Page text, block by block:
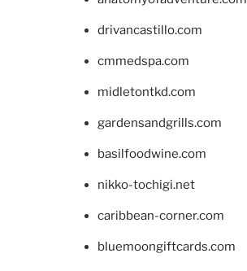
drivancastillo.com
cmmedspa.com
midletontkd.com
gardensandgrills.com
basilfoodwine.com
nikko-tochigi.net
caribbean-corner.com
bluemoongiftcards.com